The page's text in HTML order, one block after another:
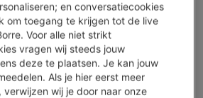
SN23EI22CF
(11)
en conversatiecookies
om toegang te krijgen tot de live
Voor alle niet strikt
vragen wij steeds jouw
deze te plaatsen. Je kan jouw
Als je hier eerst meer
verwijzen wij je door naar onze